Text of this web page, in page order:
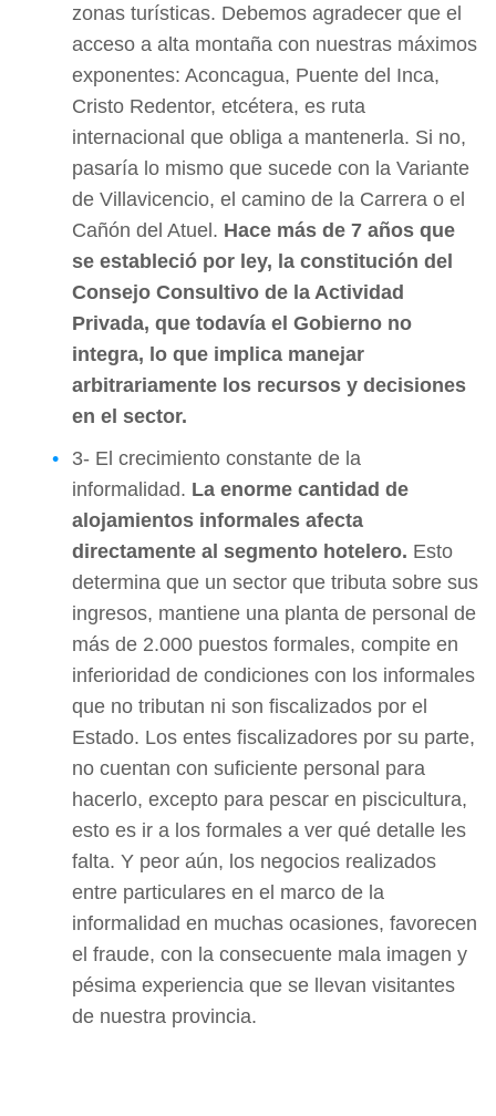
zonas turísticas. Debemos agradecer que el
acceso a alta montaña con nuestras máximos
exponentes: Aconcagua, Puente del Inca,
Cristo Redentor, etcétera, es ruta
internacional que obliga a mantenerla. Si no,
pasaría lo mismo que sucede con la Variante
de Villavicencio, el camino de la Carrera o el
Cañón del Atuel. Hace más de 7 años que
se estableció por ley, la constitución del
Consejo Consultivo de la Actividad
Privada, que todavía el Gobierno no
integra, lo que implica manejar
arbitrariamente los recursos y decisiones
en el sector.
3- El crecimiento constante de la
informalidad. La enorme cantidad de
alojamientos informales afecta
directamente al segmento hotelero. Esto
determina que un sector que tributa sobre sus
ingresos, mantiene una planta de personal de
más de 2.000 puestos formales, compite en
inferioridad de condiciones con los informales
que no tributan ni son fiscalizados por el
Estado. Los entes fiscalizadores por su parte,
no cuentan con suficiente personal para
hacerlo, excepto para pescar en piscicultura,
esto es ir a los formales a ver qué detalle les
falta. Y peor aún, los negocios realizados
entre particulares en el marco de la
informalidad en muchas ocasiones, favorecen
el fraude, con la consecuente mala imagen y
pésima experiencia que se llevan visitantes
de nuestra provincia.